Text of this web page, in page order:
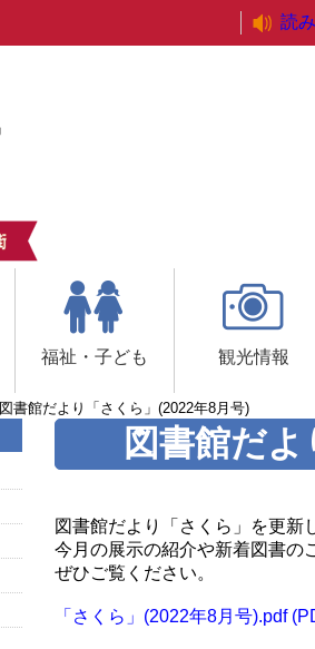
読
福祉・子ども 観光情報
図書館だより「さくら」(2022年8月号)
図書館だ
図書館だより「さくら」を更新
今月の展示の紹介や新着図書の
ぜひご覧ください。
「さくら」(2022年8月号).pdf